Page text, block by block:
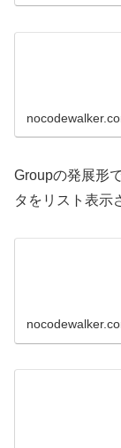
Groupの発展形
タをリスト表示